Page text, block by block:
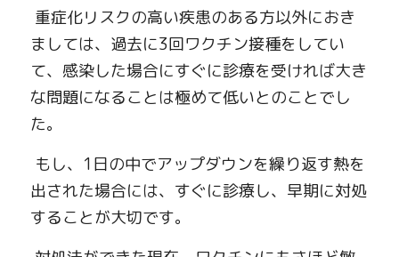
ましては、過去に3回ワクチン接種をしてい
て、感染した場合にすぐに診療を受ければ大き
な問題になることは極めて低いとのことでし
た。
もし、 1 日の中でアップダウンを繰り返す熱を
出された場合には、すぐに診療し、早期に対処
することが大切です。